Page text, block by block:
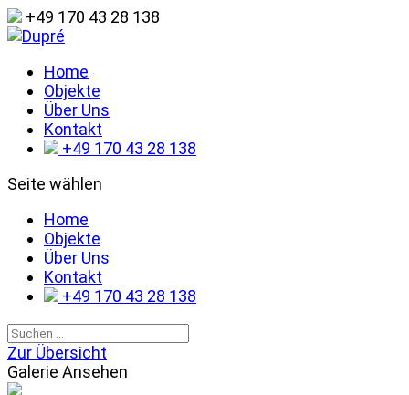
+49 170 43 28 138
Home
Objekte
Über Uns
Kontakt
+49 170 43 28 138
Seite wählen
Home
Objekte
Über Uns
Kontakt
+49 170 43 28 138
Zur Übersicht
Galerie Ansehen